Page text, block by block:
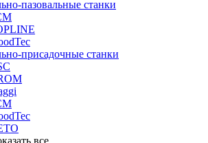
пазовальные станки
присадочные станки